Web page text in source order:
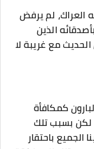
العراك، لم يرفض
الذين
مع غريبة لا
كمكافأة
لكن بسبب تلك
الجميع باحتقار